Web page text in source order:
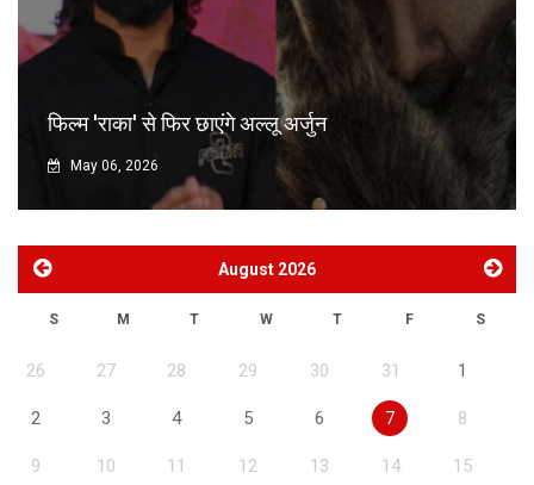
फिल्म 'राका' से फिर छाएंगे अल्लू अर्जुन
May 06, 2026
August 2026
S M T W T F S
26 27 28 29 30 31 1
2 3 4 5 6 7 8
9 10 11 12 13 14 15